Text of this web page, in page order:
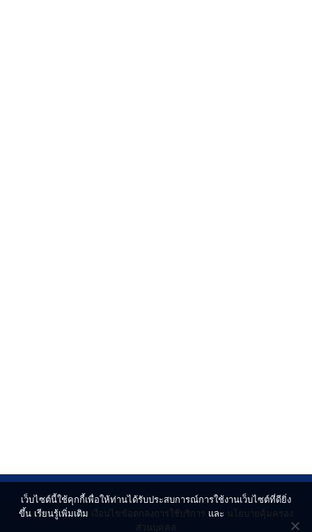
เว็บไซต์นี้ใช้คุกกี้เพื่อให้ท่านได้รับประสบการณ์การใช้งานเว็บไซต์ที่ดียิ่ง
ขึ้น เรียนรู้เพิ่มเติม เงื่อนไขข้อตกลงการใช้บริการ และ นโยบายคุ้มครอง
ส่วนบุคคล